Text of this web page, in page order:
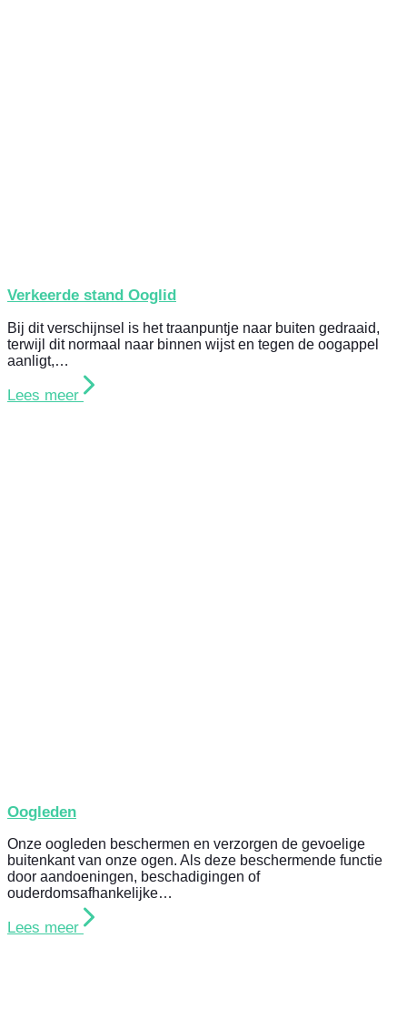
Verkeerde stand Ooglid
Bij dit verschijnsel is het traanpuntje naar buiten gedraaid,
terwijl dit normaal naar binnen wijst en tegen de oogappel
aanligt,…
Lees meer
Oogleden
Onze oogleden beschermen en verzorgen de gevoelige
buitenkant van onze ogen. Als deze beschermende functie
door aandoeningen, beschadigingen of
ouderdomsafhankelijke…
Lees meer